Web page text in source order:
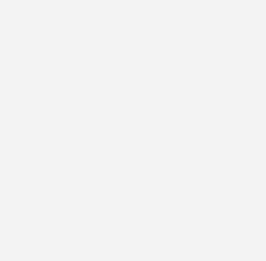
von Fenecon, und sein Bruder
Geschäftsführer, erklären im
und Co-Location künftig im
E Europe? Was steht beim Thema
sind einer der letzten verbliebenen
komplett in Deutschland fertigen.
Komponenten großen Wert auf sichere,
Und Großspeicher bedeutet für uns nicht